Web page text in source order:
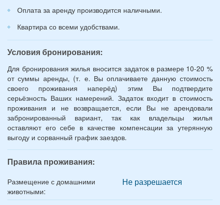
Оплата за аренду производится наличными.
Квартира со всеми удобствами.
Условия бронирования:
Для бронирования жилья вносится задаток в размере 10-20 %
от суммы аренды, (т. е. Вы оплачиваете данную стоимость
своего проживания наперёд) этим Вы подтвердите
серьёзность Ваших намерений. Задаток входит в стоимость
проживания и не возвращается, если Вы не арендовали
забронированный вариант, так как владельцы жилья
оставляют его себе в качестве компенсации за утерянную
выгоду и сорванный график заездов.
Правила проживания:
Размещение с домашними
животными:
Не разрешается